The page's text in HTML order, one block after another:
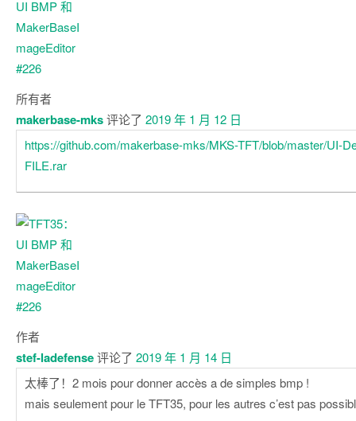
所有者
makerbase-mks评论了 2019 年 1 月 12 日
https://github.com/makerbase-mks/MKS-TFT/blob/master/UI-
FILE.rar
作者
stef-ladefense评论了 2019 年 1 月 14 日
太棒了！2 mois pour donner accès a de simples bmp !
mais seulement pour le TFT35, pour les autres c’est pas